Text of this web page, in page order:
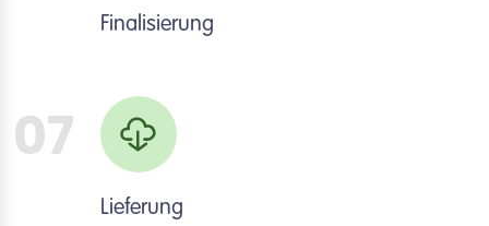
Finalisierung
07
Lieferung